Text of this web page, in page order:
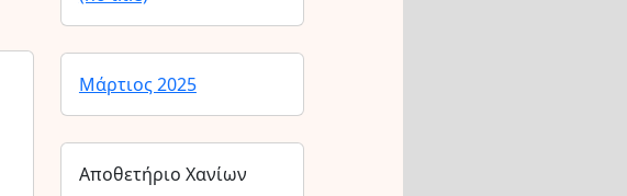
Μάρτιος 2025
Αποθετήριο Χανίων